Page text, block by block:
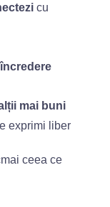
cu
mai buni
exprimi liber
ceea ce